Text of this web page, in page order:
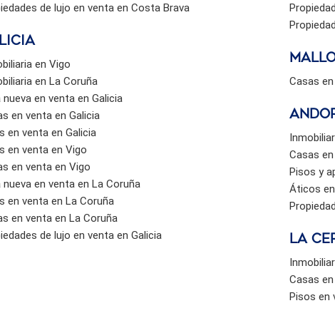
de lujo en venta en Costa Brava
en Vigo
en La Coruña
nueva en venta en Galicia
en venta en Galicia
en venta en Galicia
en venta en Vigo
en venta en Vigo
nueva en venta en La Coruña
en venta en La Coruña
en venta en La Coruña
de lujo en venta en Galicia
Casas
Casas
Pisos y
Áticos
La
Casas
Pisos en